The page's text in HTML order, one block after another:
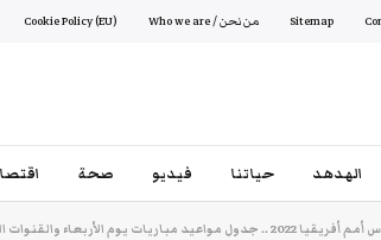
Sitemap من نحن / Who we are Cookie Policy (EU)
الهدهد حياتنا فيديو صحة
2022 .. جدول مواعيد مباريات يوم الأربعاء والقنوات الناقلة